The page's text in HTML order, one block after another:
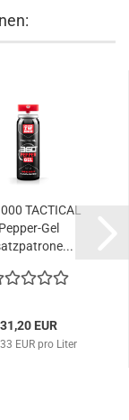
TACTICAL
Pepper-Gel
31,20 EUR
EUR pro Liter